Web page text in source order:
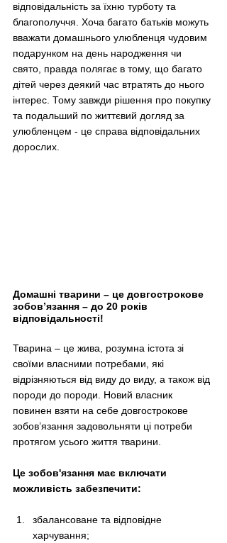
відповідальність за їхню турботу та
благополуччя. Хоча багато батьків можуть
вважати домашнього улюбленця чудовим
подарунком на день народження чи
свято, правда полягає в тому, що багато
дітей через деякий час втратять до нього
інтерес. Тому завжди рішення про покупку
та подальший по життєвий догляд за
улюбленцем - це справа відповідальних
дорослих.
Домашні тварини – це довгострокове
зобов’язання – до 20 років
відповідальності!
Тварина – це жива, розумна істота зі
своїми власними потребами, які
відрізняються від виду до виду, а також від
породи до породи. Новий власник
повинен взяти на себе довгострокове
зобов’язання задовольняти ці потреби
протягом усього життя тварини.
Це зобов'язання має включати
можливість забезпечити:
збалансоване та відповідне
харчування;